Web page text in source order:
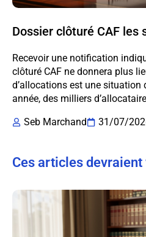
Dossier clôturé CAF les
Recevoir une notification
clôturé CAF ne donnera plus
d’allocations est une situation
année, des milliers
Seb Marchand
31/07/
Ces articles